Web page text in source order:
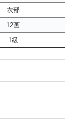
衣部
12画
1級